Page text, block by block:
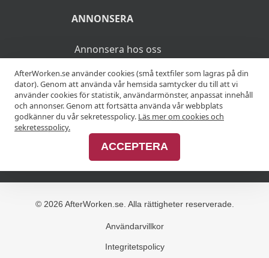
ANNONSERA
Annonsera hos oss
Advertise with us
MER
Alla afterworker
© 2026 AfterWorken.se. Alla rättigheter reserverade.
Användarvillkor
Integritetspolicy
AfterWorken.se använder cookies (små textfiler som lagras på din
dator). Genom att använda vår hemsida samtycker du till att vi
använder cookies för statistik, användarmönster, anpassat innehåll
och annonser. Genom att fortsätta använda vår webbplats
godkänner du vår sekretesspolicy. Läs mer om cookies och
sekretesspolicy.
ACCEPTERA